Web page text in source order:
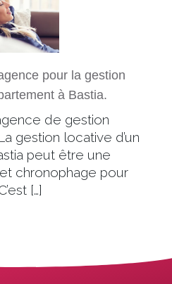
pour la gestion
à Bastia.
de gestion
gestion locative d’un
peut être une
chronophage pour
[…]